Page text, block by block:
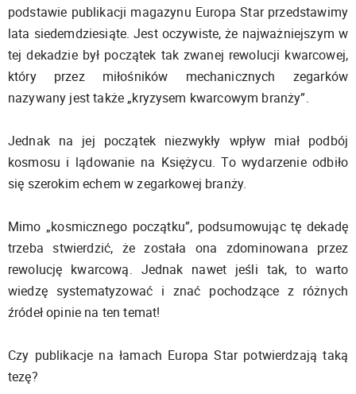
podstawie publikacji magazynu Europa Star przedstawimy
lata siedemdziesiąte. Jest oczywiste, że najważniejszym w
tej dekadzie był początek tak zwanej rewolucji kwarcowej,
który przez miłośników mechanicznych zegarków
nazywany jest także „kryzysem kwarcowym branży”.
Jednak na jej początek niezwykły wpływ miał podbój
kosmosu i lądowanie na Księżycu. To wydarzenie odbiło
się szerokim echem w zegarkowej branży.
Mimo „kosmicznego początku”, podsumowując tę dekadę
trzeba stwierdzić, że została ona zdominowana przez
rewolucję kwarcową. Jednak nawet jeśli tak, to warto
wiedzę systematyzować i znać pochodzące z różnych
źródeł opinie na ten temat!
Czy publikacje na łamach Europa Star potwierdzają taką
tezę?